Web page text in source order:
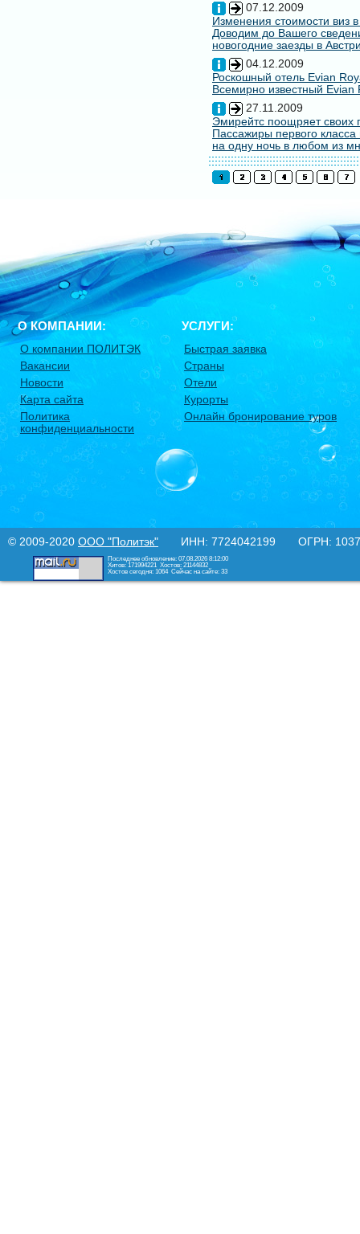
07.12.2009
Изменения стоимости виз
Доводим до Вашего
новогодние заезды в
04.12.2009
Роскошный отель Evian
Всемирно известный
27.11.2009
Эмирейтс поощряет своих
Пассажиры первого
на одну ночь в любом из
О КОМПАНИИ:
О компании ПОЛИТЭК
Вакансии
Новости
Карта сайта
Политика
конфиденциальности
УСЛУГИ:
Быстрая заявка
Страны
Отели
Курорты
Онлайн бронирование туров
© 2009-2020 ООО "Политэк" ИНН: 7724042199 ОГРН:
Последнее обновление: 07.08.2026 8:12:00
Хитов: 171994221 Хостов: 21144832
Хостов сегодня: 1064 Сейчас на сайте: 33